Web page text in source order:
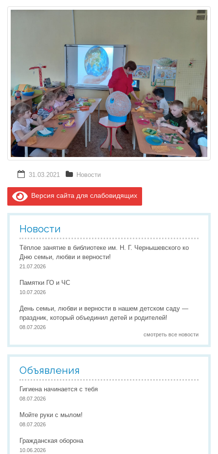
31.03.2021 Новости
Версия сайта для слабовидящих
Новости
Тёплое занятие в библиотеке им. Н. Г. Чернышевского ко
Дню семьи, любви и верности!
21.07.2026
Памятки ГО и ЧС
10.07.2026
День семьи, любви и верности в нашем детском саду —
праздник, который объединил детей и родителей!
08.07.2026
смотреть все новости
Объявления
Гигиена начинается с тебя
08.07.2026
Мойте руки с мылом!
08.07.2026
Гражданская оборона
10.06.2026